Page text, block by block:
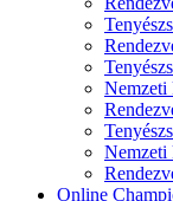
Nemzeti
Nemzeti
Online